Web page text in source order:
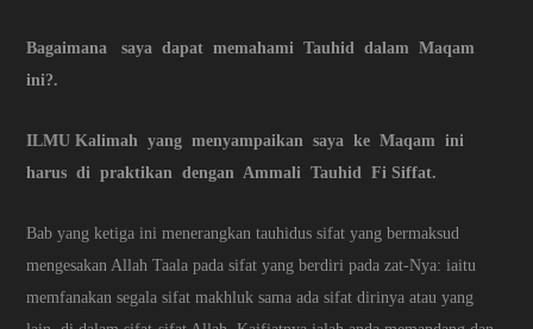
Bagaimana saya dapat memahami Tauhid dalam Maqam
ini?.
ILMU Kalimah yang menyampaikan saya ke Maqam ini
harus di praktikan dengan Ammali Tauhid Fi Siffat.
Bab yang ketiga ini menerangkan tauhidus sifat yang bermaksud
mengesakan Allah Taala pada sifat yang berdiri pada zat-Nya: iaitu
memfanakan segala sifat makhluk sama ada sifat dirinya atau yang